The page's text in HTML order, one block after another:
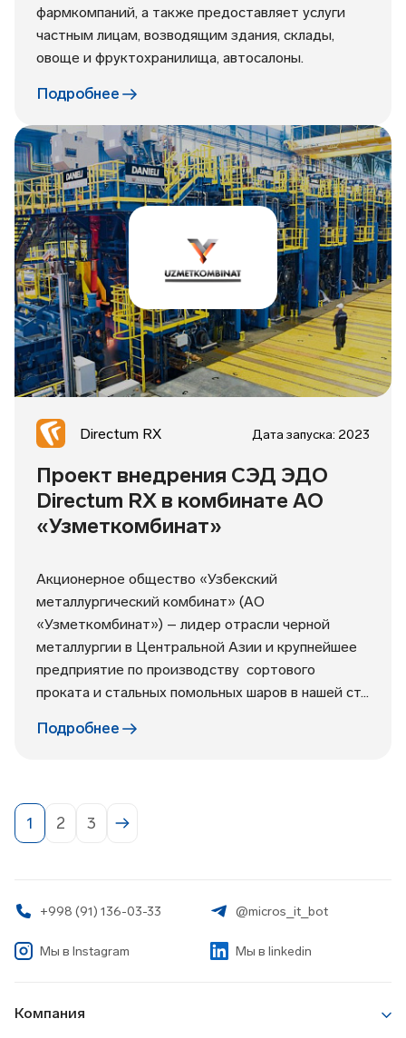
фармкомпаний, а также предоставляет услуги
частным лицам, возводящим здания, склады,
овоще и фруктохранилища, автосалоны.
Подробнее
Directum RX Дата запуска: 2023
Проект внедрения СЭД ЭДО
Directum RX в комбинате АО
«Узметкомбинат»
Акционерное общество «Узбекский
металлургический комбинат» (АО
«Узметкомбинат») – лидер отрасли черной
металлургии в Центральной Азии и крупнейшее
предприятие по производству сортового
проката и стальных помольных шаров в нашей ст...
Подробнее
1 2 3
+998 (91) 136-03-33 @micros_it_bot
Мы в Instagram Мы в linkedin
Компания